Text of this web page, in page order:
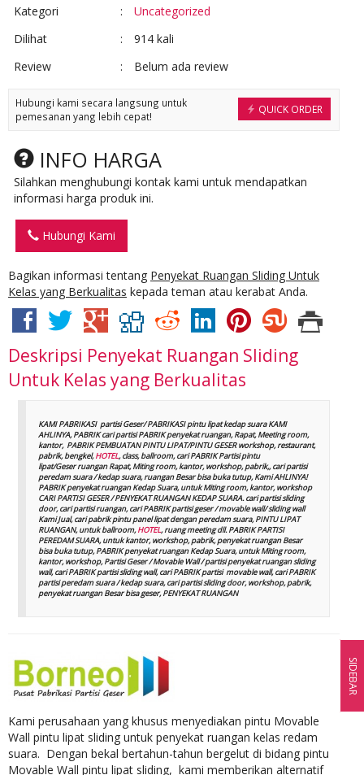
Kategori
:
Uncategorized
Dilihat
:
914 kali
Review
: Belum ada review
QUICK ORDER
Hubungi kami secara langsung untuk
pemesanan yang lebih cepat!
INFO HARGA
Silahkan menghubungi kontak kami untuk mendapatkan
informasi harga produk ini.
Hubungi Kami
Bagikan informasi tentang Penyekat Ruangan Sliding Untuk
Kelas yang Berkualitas kepada teman atau kerabat Anda.
Deskripsi Penyekat Ruangan Sliding
Untuk Kelas yang Berkualitas
KAMI PABRIKASI partisi Geser/ PABRIKASI pintu lipat kedap suara KAMI
AHLINYA, PABRIK cari partisi PABRIK penyekat ruangan, Rapat, Meeting room,
kantor, PABRIK PEMBUATAN PINTU LIPAT/PINTU GESER workshop, restaurant,
pabrik, bengkel,HOTEL, class, ballroom, cari PABRIK Partisi pintu
lipat/Geser ruangan Rapat, Miting room, kantor, workshop, pabrik,, cari partisi
peredam suara / kedap suara, ruangan Besar bisa buka tutup, Kami AHLINYA!
PABRIK penyekat ruangan Kedap Suara, untuk Miting room, kantor, workshop
CARI PARTISI GESER / PENYEKAT RUANGAN KEDAP SUARA. cari partisi sliding
door, cari partisi ruangan, cari PABRIK partisi geser / movable wall/ sliding wall
Kami Jual, cari pabrik pintu panel lipat dengan peredam suara, PINTU LIPAT
RUANGAN, untuk ballroom,HOTEL, ruang meeting dll. PABRIK PARTISI
PEREDAM SUARA, untuk kantor, workshop, pabrik, penyekat ruangan Besar
bisa buka tutup, PABRIK penyekat ruangan Kedap Suara, untuk Miting room,
kantor, workshop, Partisi Geser / Movable Wall / partisi penyekat ruangan sliding
wall, cari PABRIK partisi sliding wall, cari PABRIK partisi movable wall, cari PABRIK
partisi peredam suara / kedap suara, cari partisi sliding door, workshop, pabrik,
penyekat ruangan Besar bisa geser, PENYEKAT RUANGAN
Kami perusahaan yang khusus menyediakan pintu Movable
Wall pintu lipat sliding untuk penyekat ruangan kelas redam
suara. Dengan bekal bertahun-tahun bergelut di bidang pintu
Movable Wall pintu lipat sliding, kami memberikan alternatif
SIDEBAR